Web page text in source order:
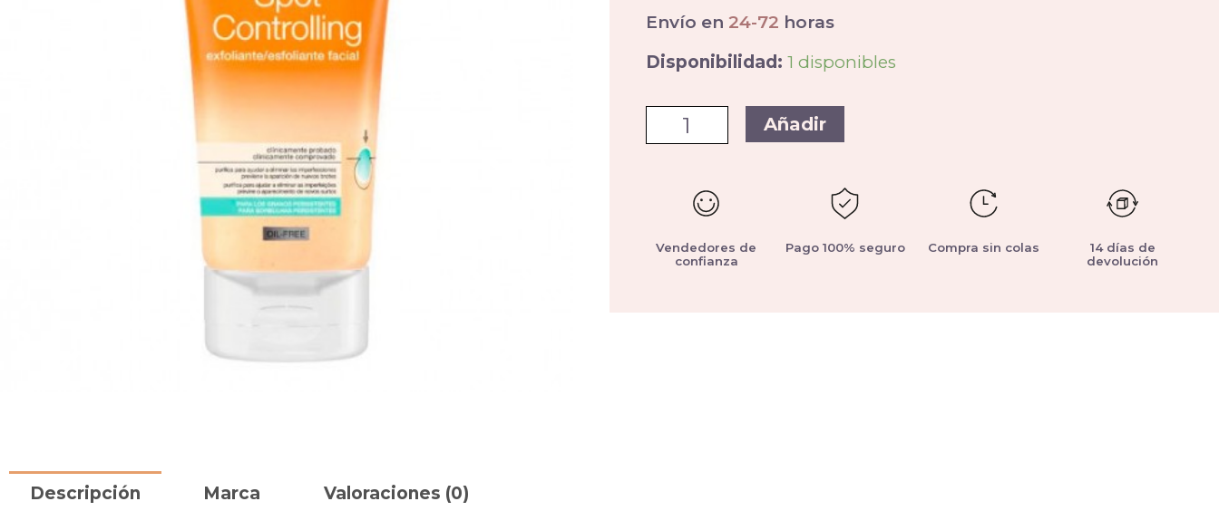
Envío en 24-72 horas
Disponibilidad: 1 disponibles
Añadir
Vendedores de
confianza
Pago 100% seguro Compra sin colas
14 días de
devolución
Descripción Marca Valoraciones (0)